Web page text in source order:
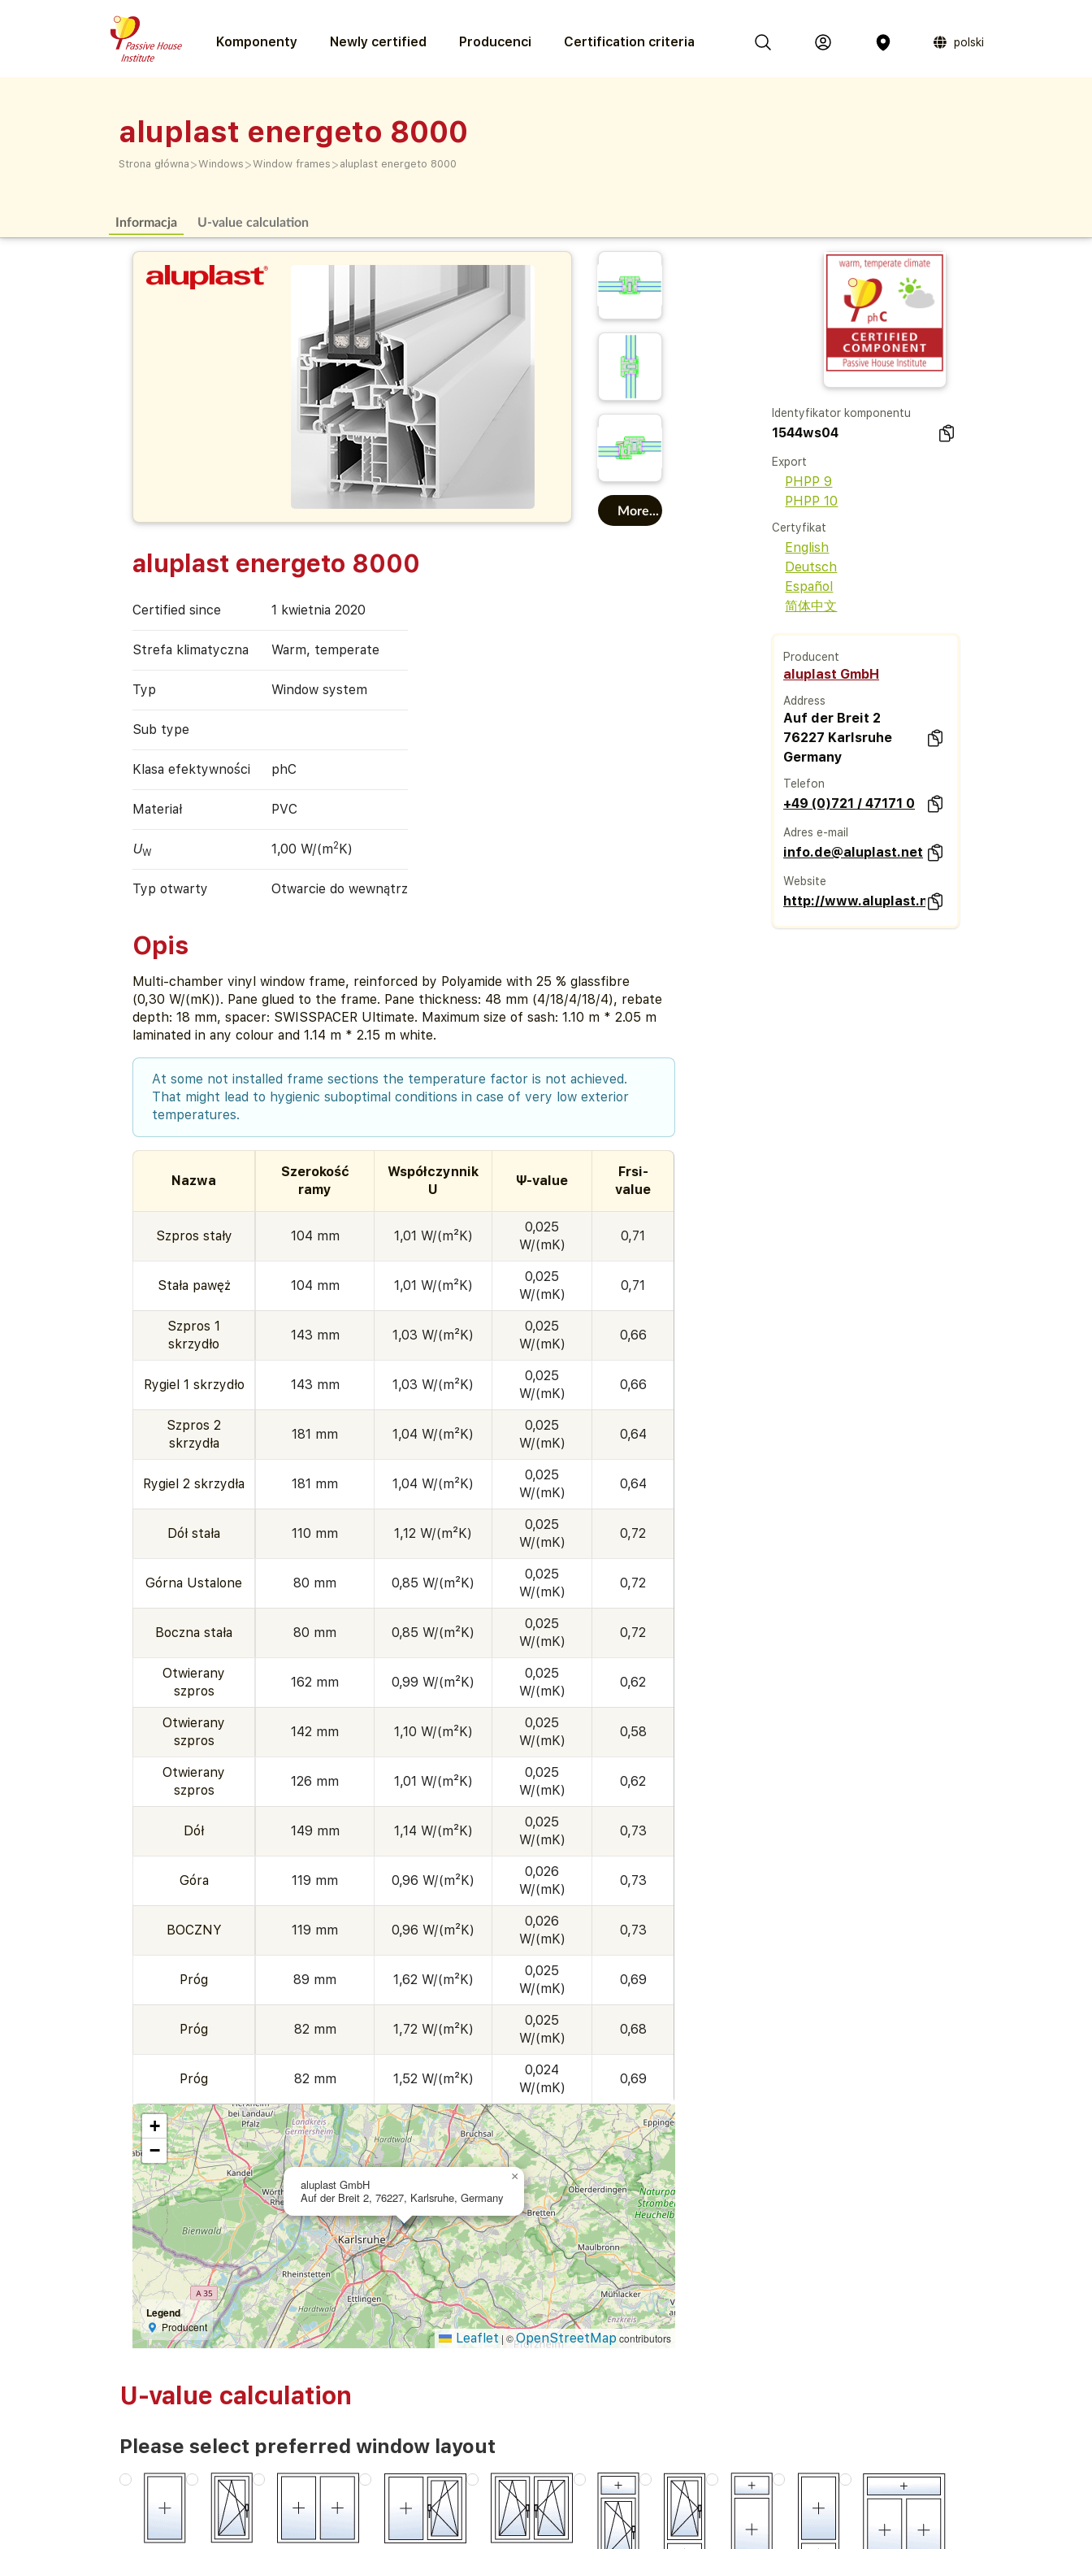
Komponenty Newly certified Producenci Certification criteria polski
aluplast energeto 8000
Strona główna >Windows >Window frames > aluplast energeto 8000
Informacja U-value calculation
More...
aluplast energeto 8000
Certified since 1 kwietnia 2020
Strefa klimatyczna Warm, temperate
Typ Window system
Sub type
Klasa efektywności phC
Materiał PVC
UW 1,00 W/(m2K)
Typ otwarty Otwarcie do wewnątrz
Opis
Multi-chamber vinyl window frame, reinforced by Polyamide with 25 % glassfibre
(0,30 W/(mK)). Pane glued to the frame. Pane thickness: 48 mm (4/18/4/18/4), rebate
depth: 18 mm, spacer: SWISSPACER Ultimate. Maximum size of sash: 1.10 m * 2.05 m
laminated in any colour and 1.14 m * 2.15 m white.
At some not installed frame sections the temperature factor is not achieved.
That might lead to hygienic suboptimal conditions in case of very low exterior
temperatures.
Nazwa
Szerokość
ramy
Współczynnik
U
Ψ-value
Frsi-
value
Szpros stały 104 mm 1,01 W/(m²K)
0,025
W/(mK)
0,71
Stała pawęż 104 mm 1,01 W/(m²K)
0,025
W/(mK)
0,71
Szpros 1
skrzydło
143 mm 1,03 W/(m²K)
0,025
W/(mK)
0,66
Rygiel 1 skrzydło 143 mm 1,03 W/(m²K)
0,025
W/(mK)
0,66
Szpros 2
skrzydła
181 mm 1,04 W/(m²K)
0,025
W/(mK)
0,64
Rygiel 2 skrzydła 181 mm 1,04 W/(m²K)
0,025
W/(mK)
0,64
Dół stała 110 mm 1,12 W/(m²K)
0,025
W/(mK)
0,72
Górna Ustalone 80 mm 0,85 W/(m²K)
0,025
W/(mK)
0,72
Boczna stała 80 mm 0,85 W/(m²K)
0,025
W/(mK)
0,72
Otwierany
szpros
162 mm 0,99 W/(m²K)
0,025
W/(mK)
0,62
Otwierany
szpros
142 mm 1,10 W/(m²K)
0,025
W/(mK)
0,58
Otwierany
szpros
126 mm 1,01 W/(m²K)
0,025
W/(mK)
0,62
Dół 149 mm 1,14 W/(m²K)
0,025
W/(mK)
0,73
Góra 119 mm 0,96 W/(m²K)
0,026
W/(mK)
0,73
BOCZNY 119 mm 0,96 W/(m²K)
0,026
W/(mK)
0,73
Próg 89 mm 1,62 W/(m²K)
0,025
W/(mK)
0,69
Próg 82 mm 1,72 W/(m²K)
0,025
W/(mK)
0,68
Próg 82 mm 1,52 W/(m²K)
0,024
W/(mK)
0,69
aluplast GmbH
Auf der Breit 2, 76227, Karlsruhe, Germany
×
+
−
Legend
Producent
Leaflet | ©OpenStreetMapcontributors
Identyfikator komponentu
1544ws04
Export
PHPP 9
PHPP 10
Certyfikat
English
Deutsch
Español
简体中文
Producent
aluplast GmbH
Address
Auf der Breit 2
76227 Karlsruhe
Germany
Telefon
+49 (0)721 / 47171 0
Adres e-mail
info.de@aluplast.net
Website
http://www.aluplast.net
U-value calculation
Please select preferred window layout